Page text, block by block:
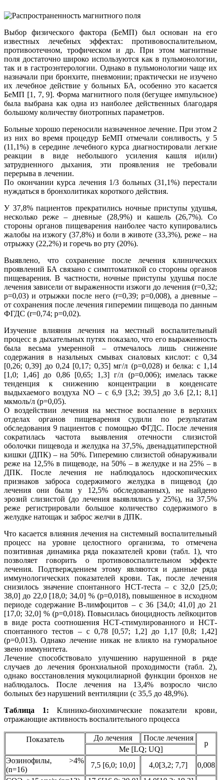
Выбор физического фактора (БеМП) был основан на его
известных лечебных эффектах: противовоспалительном,
противоотечном, трофическом и др. При этом магнитные
поля достаточно широко используются как в пульмонологии,
так и в гастроэнтерологии. Однако в пульмонологии чаще их
назначали при бронхите, пневмонии; практически не изучено
их лечебное действие у больных БА, особенно это касается
БеМП [1, 7, 9]. Форма магнитного поля (бегущее импульсное)
была выбрана как одна из наиболее действенных благодаря
большому количеству биотропных параметров.
Больные хорошо переносили назначенное лечение. При этом 2
из них во время процедур БеМП отмечали сонливость, у 5
(11,1%) в середине лечебного курса диагностировали легкие
реакции в виде небольшого усиления кашля и(или)
затрудненного дыхания, эти проявления не требовали
перерыва в лечении.
По окончании курса лечения 1/3 больных (31,1%) перестали
нуждаться в бронхолитиках короткого действия.
У 37,8% пациентов прекратились ночные приступы удушья,
несколько реже – дневные (28,9%) и кашель (26,7%). Со
стороны органов пищеварения наиболее часто купировались
жалобы на изжогу (37,8%) и боли в животе (33,3%), реже – на
отрыжку (22,2%) и горечь во рту (20%).
Выявлено, что сохранение после лечения клинических
проявлений БА связано с симптоматикой со стороны органов
пищеварения. В частности, ночные приступы удушья после
лечения зависели от выраженности изжоги до лечения (r=0,32;
р=0,03) и отрыжки после него (r=0,39; р=0,008), а дневные –
от сохранения после лечения гиперемии пищевода по данным
ФГДС (r=0,74; р=0,02).
Изучение влияния лечения на местный воспалительный
процесс в дыхательных путях показало, что его выраженность
была весьма умеренной – отмечалось лишь снижение
содержания в назальных смывах сиаловых кислот: с 0,34
[0,26; 0,39] до 0,24 [0,17; 0,35] мг/л (р=0,028) и белка: с 1,14
[1,0; 1,46] до 0,86 [0,65; 1,3] г/л (р=0,006); имелась также
тенденция к снижению концентрации в конденсате
выдыхаемого воздуха NO – с 6,9 [3,2; 39,5] до 3,6 [2,1; 8,1]
мкмоль/л (р=0,05).
О воздействии лечения на местное воспаление в верхних
отделах органов пищеварения судили по результатам
обследования 9 пациентов с помощью ФГДС. После лечения
сократилась частота выявления отечности слизистой
оболочки пищевода и желудка на 37,5%, двенадцатиперстной
кишки (ДПК) – на 50%. Гиперемию слизистой обнаруживали
реже на 12,5% в пищеводе, на 50% – в желудке и на 25% – в
ДПК. После лечения не наблюдалось ндоскопических
признаков заброса содержимого желудка в пищевод (до
лечения они были у 12,5% обследованных), не найдено
эрозий слизистой (до лечения выявлялись у 25%), на 37,5%
реже регистрировали большое количество содержимого в
желудке натощак и заброс желчи в ДПК.
Что касается влияния лечения на системный воспалительный
процесс на уровне целостного организма, то отмечена
позитивная динамика ряда показателей крови (табл. 1), что
позволяет говорить о противовоспалительном эффекте
лечения. Подтверждением этому являются и данные ряда
иммунологических показателей крови. Так, после лечения
снизилось значение спонтанного НСТ-теста – с 32,0 [25,0;
38,0] до 22,0 [18,0; 34,0] % (р=0,018), повышенное в исходном
периоде содержание В-лимфоцитов – с 36 [34,0; 41,0] до 21
[17,0; 32,0] % (р=0,018). Повысилась биоцидность лейкоцитов
в виде роста соотношения НСТ-стимулированного и НСТ-
спонтанного тестов – с 0,78 [0,57; 1,2] до 1,17 [0,8; 1,42]
(р=0,013). Однако лечение никак не влияло на гуморальное
звено иммунитета.
Лечение способствовало улучшению нарушенной в ряде
случаев до лечения бронхиальной проходимости (табл. 2),
однако восстановления мукоцилиарной функции бронхов не
наблюдалось. После лечения на 13,4% возросло число
больных без нарушений вентиляции (с 35,5 до 48,9%).
Таблица 1: Клинико-биохимические показатели крови,
отражающие активность воспалительного процесса
Показатель До лечения После лечения
р
Me [LQ; UQ]
Эозинофилы, >4%
(n=16)
7,5 [6,0; 10,0] 4,0[3,2; 7,7]
0,008